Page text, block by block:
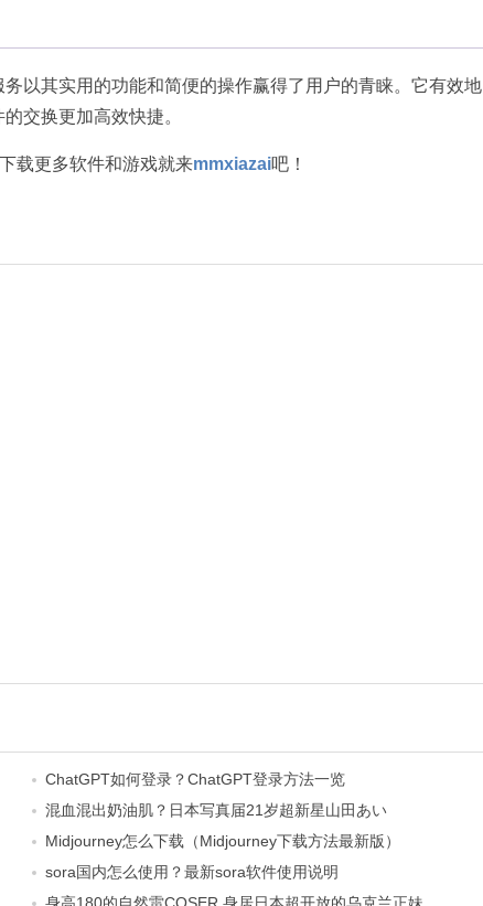
以其实用的功能和简便的操作赢得了用户的青睐。它有效地
交换更加高效快捷。
载更多软件和游戏就来mmxiazai吧！
ChatGPT如何登录？ChatGPT登录方法一览
混血混出奶油肌？日本写真届21岁超新星山田あい
Midjourney怎么下载（Midjourney下载方法最新版）
sora国内怎么使用？最新sora软件使用说明
身高180的自然雷COSER 身居日本超开放的乌克兰正妹